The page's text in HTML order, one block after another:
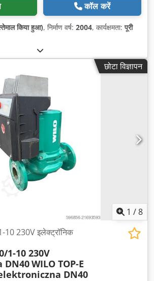
कॉल करें
किया हुआ), निर्माण वर्ष: 2004, कार्यक्षमता:पूरी
छोटा विज्ञापन
1 /8
10 230V इलेक्ट्रॉनिक
1-10 230V
DN40WILO TOP-E
DN40